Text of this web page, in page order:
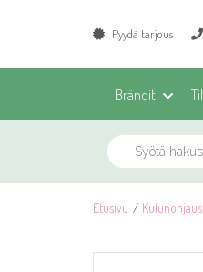
Pyydä tarjous
Brändit
Etusivu /